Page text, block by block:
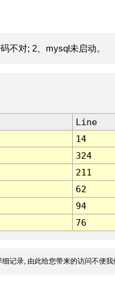
不对; 2、mysql未启动。
Line
14
324
211
62
94
76
记录, 由此给您带来的访问不便我